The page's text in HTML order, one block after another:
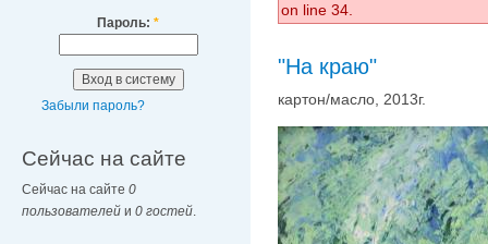
Пароль: *
Забыли пароль?
Сейчас на сайте
Сейчас на сайте 0
пользователей и 0 гостей
on line 34.
"На краю"
картон/масло, 2013г.